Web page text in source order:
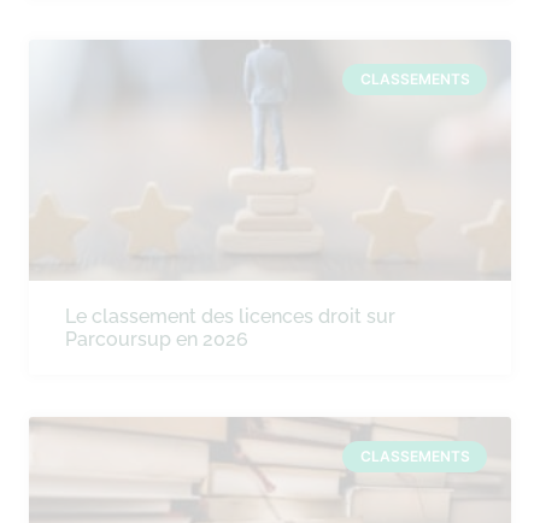
CLASSEMENTS
Le classement des licences droit sur
Parcoursup en 2026
CLASSEMENTS